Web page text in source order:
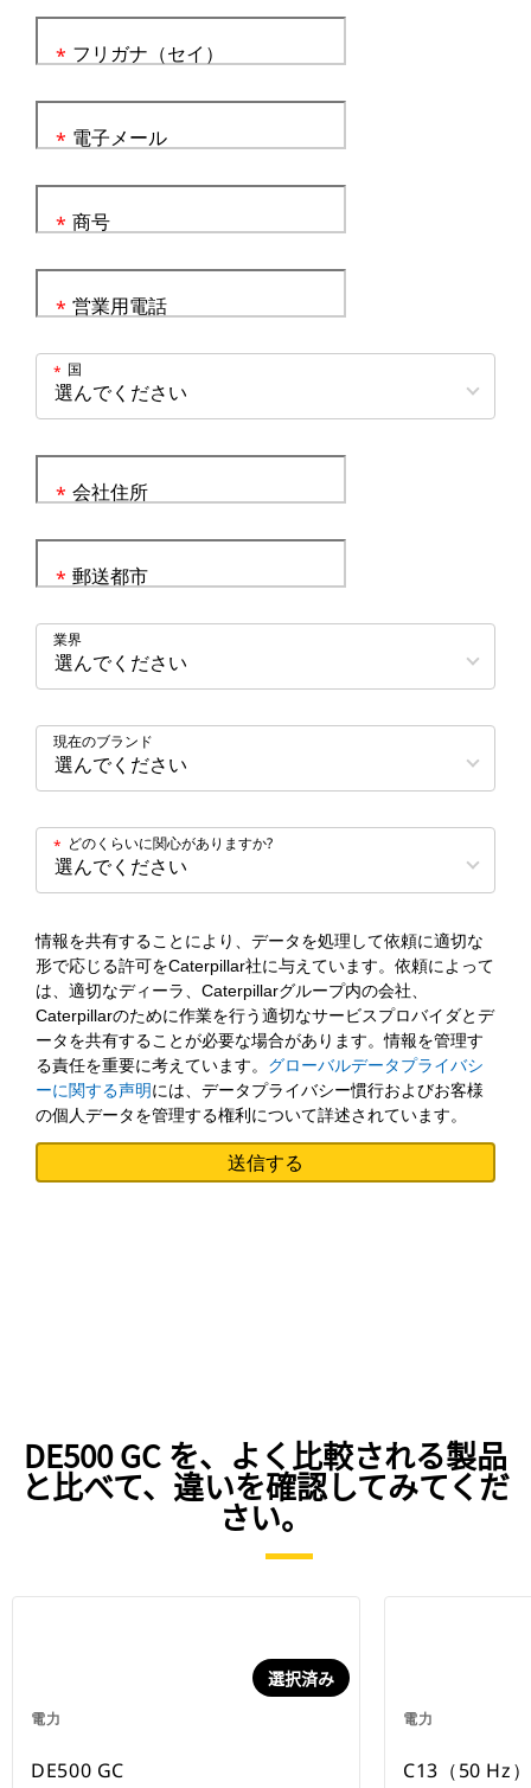
フリガナ（セイ）
*
電子メール
*
商号
*
営業用電話
*
国
*
会社住所
*
郵送都市
*
業界
現在のブランド
どのくらいに関心がありますか?
*
情報を共有することにより、データを処理して依頼に適切な
形で応じる許可をCaterpillar社に与えています。依頼によって
は、適切なディーラ、Caterpillarグループ内の会社、
Caterpillarのために作業を行う適切なサービスプロバイダとデ
ータを共有することが必要な場合があります。情報を管理す
る責任を重要に考えています。 グローバルデータプライバシ
ーに関する声明には、データプライバシー慣行およびお客様
の個人データを管理する権利について詳述されています。
DE500 GC を、よく比較される製品
と比べて、違いを確認してみてくだ
さい。
電力
選択済み
DE500 GC
電力
C13（50 Hz